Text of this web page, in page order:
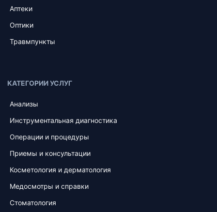
Аптеки
Оптики
Травмпункты
КАТЕГОРИИ УСЛУГ
Анализы
Инструментальная диагностика
Операции и процедуры
Приемы и консультации
Косметология и дерматология
Медосмотры и справки
Стоматология